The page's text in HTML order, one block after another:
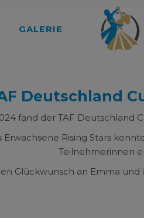
GALERIE
Deutschland
fand der TAF Deutschland
Erwachsene Rising Stars
Teilnehmerinnen
Glückwunsch an Emma und